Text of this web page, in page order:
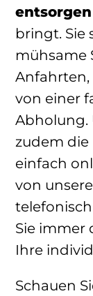
bringt. Sie
mühsame
von einer
Abholung.
zudem
einfach
von
Sie immer
Ihre
Schauen